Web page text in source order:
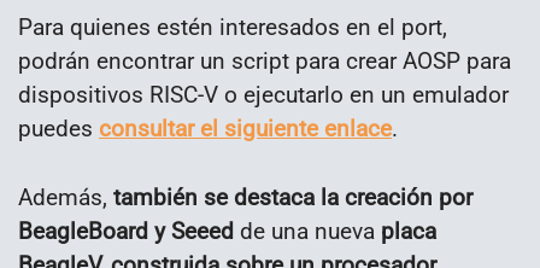
Para quienes estén interesados en el port,
podrán encontrar un script para crear AOSP para
dispositivos RISC-V o ejecutarlo en un emulador
puedes consultar el siguiente enlace.
Además, también se destaca la creación por
BeagleBoard y Seeed de una nueva placa